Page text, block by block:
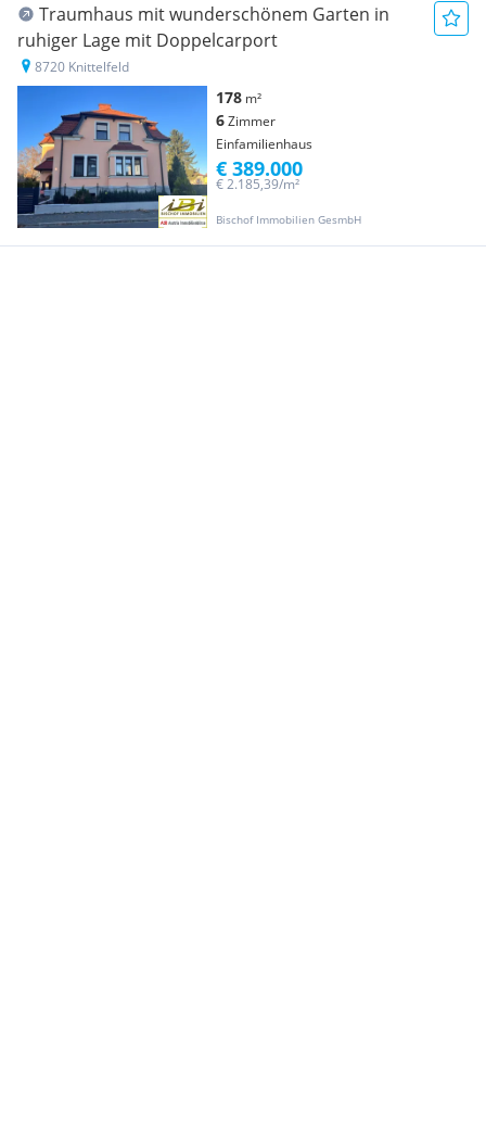
Traumhaus mit wunderschönem Garten in
ruhiger Lage mit Doppelcarport
8720 Knittelfeld
178 m²
6Zimmer
Einfamilienhaus
Bischof Immobilien GesmbH
€ 2.185,39/m²
€ 389.000